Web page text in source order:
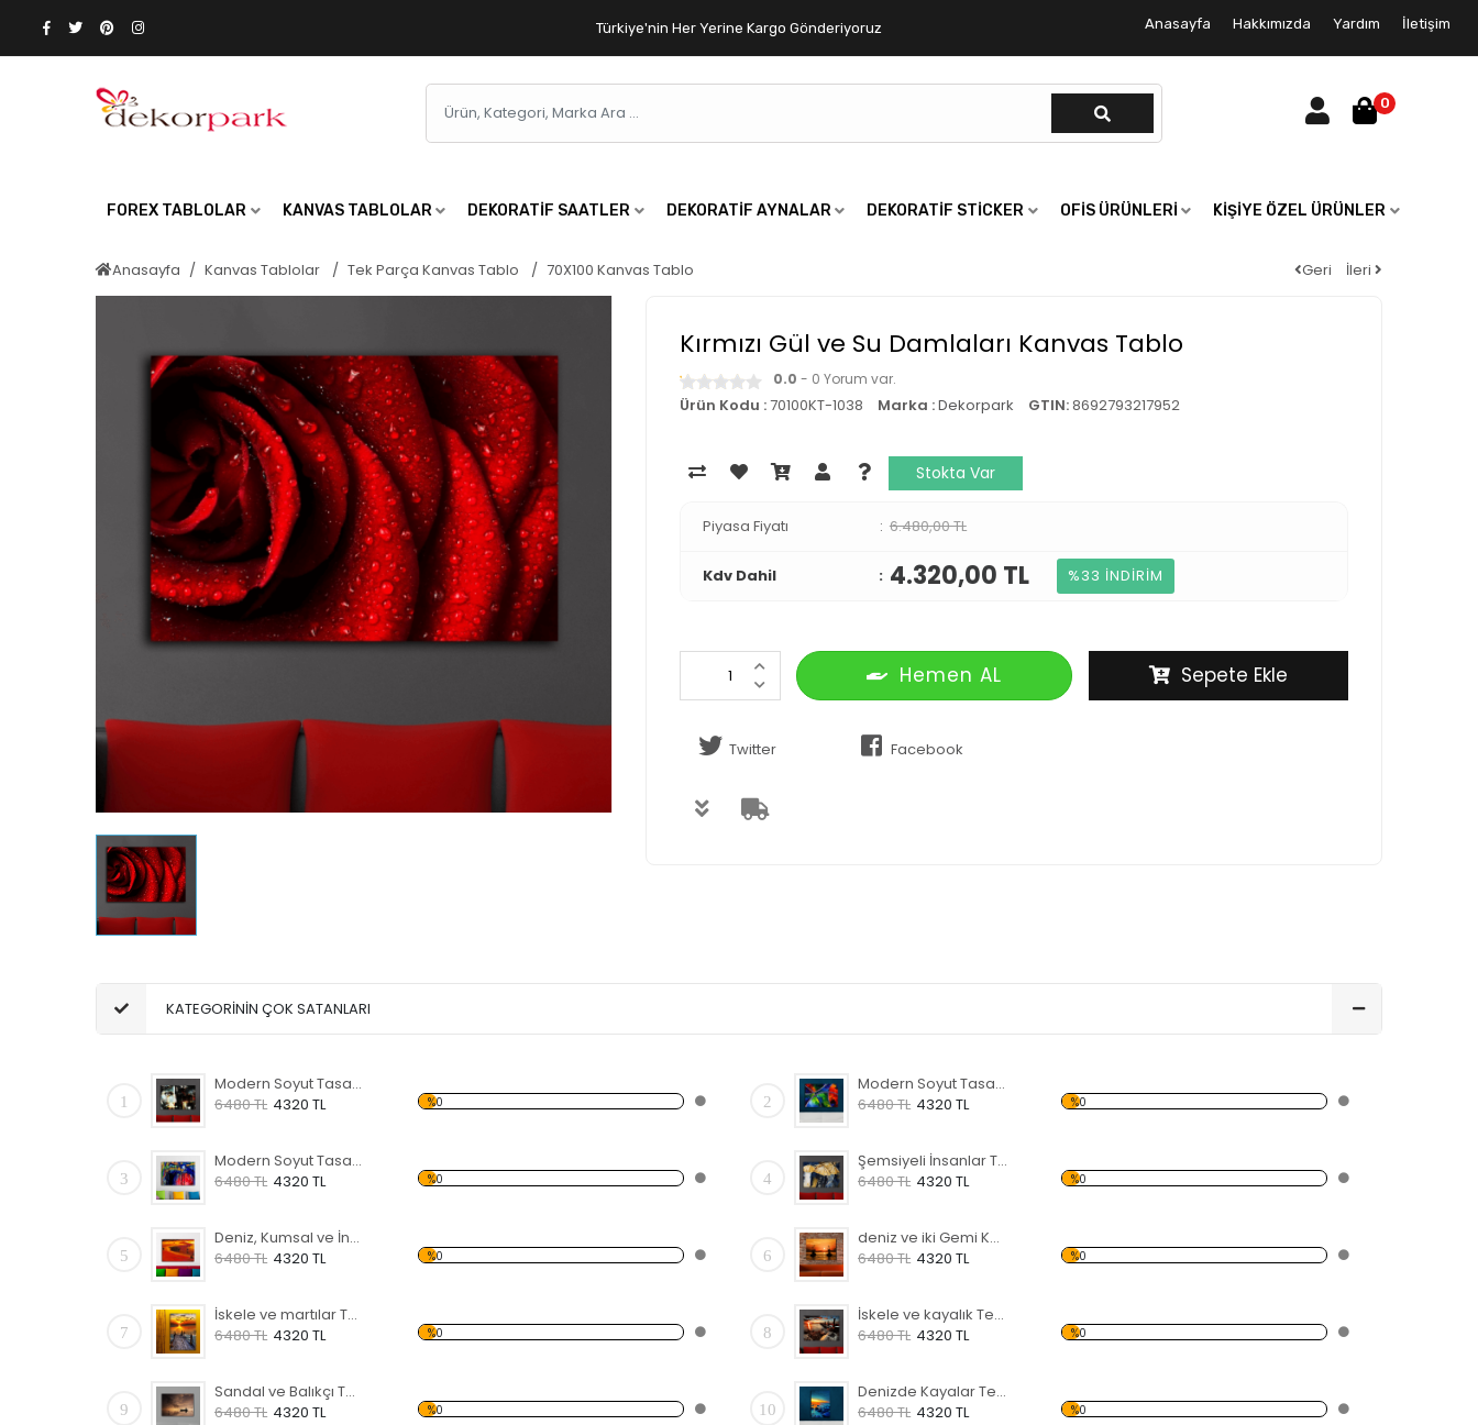
Türkiye'nin Her Yerine Kargo Gönderiyoruz Anasayfa Hakkımızda Yardım İletişim
0
FOREX TABLOLAR KANVAS TABLOLAR DEKORATIF SAATLER DEKORATIF AYNALAR DEKORATIF STICKER OFIS ÜRÜNLERI KIŞIYE ÖZEL ÜRÜNLER
Anasayfa Kanvas Tablolar Tek Parça Kanvas Tablo 70X100 Kanvas Tablo Geri İleri
Kırmızı Gül ve Su Damlaları Kanvas Tablo
0.0 - 0 Yorum var.
Ürün Kodu :70100KT-1038 Marka :Dekorpark GTIN:8692793217952
Stokta Var
Piyasa Fiyatı 6.480,00 TL
Kdv Dahil 4.320,00 TL %33 İNDİRİM
Hemen AL Sepete Ekle
Twitter Facebook
KATEGORİNİN ÇOK SATANLARI
1
Modern Soyut Tasarım 31 Kanvas Tablo
6480 TL 4320 TL %0 2
Modern Soyut Tasarım 30 Kanvas Tablo
6480 TL 4320 TL %0
3
Modern Soyut Tasarım 29 Kanvas Tablo
6480 TL 4320 TL %0 4
Şemsiyeli İnsanlar Temalı Kanvas Tablo
6480 TL 4320 TL %0
5
Deniz, Kumsal ve İnsanlar Kanvas Tablo
6480 TL 4320 TL %0 6
deniz ve iki Gemi Kanvas Tablo
6480 TL 4320 TL %0
7
İskele ve martılar Temalı Kanvas Tablo
6480 TL 4320 TL %0 8
İskele ve kayalık Temalı Kanvas Tablo
6480 TL 4320 TL %0
9
Sandal ve Balıkçı Temalı Kanvas Tablo
6480 TL 4320 TL %0 10
Denizde Kayalar Temalı Kanvas Tablo
6480 TL 4320 TL %0